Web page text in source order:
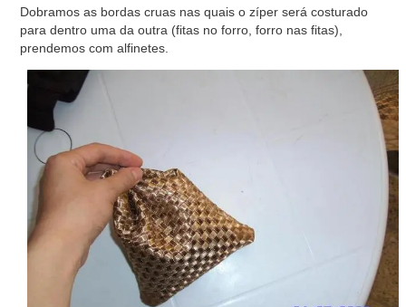
Dobramos as bordas cruas nas quais o zíper será costurado
para dentro uma da outra (fitas no forro, forro nas fitas),
prendemos com alfinetes.